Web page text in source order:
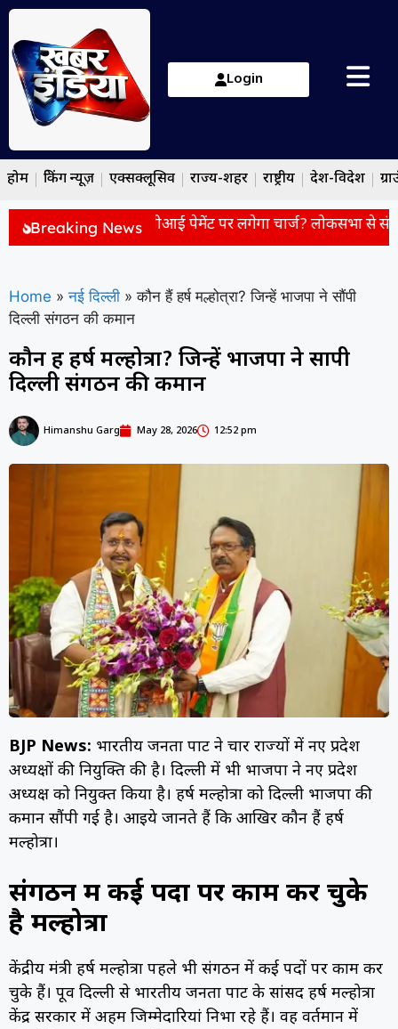
Login
होम ब्रेकिंग न्यूज़ एक्सक्लूसिव राज्य-शहर राष्ट्रीय देश-विदेश
Breaking News
Charge: यूपीआई पेमेंट पर लगेगा चार्ज? लोकसभा से
Home » नई दिल्ली » कौन हैं हर्ष मल्होत्रा? जिन्हें भाजपा ने सौंपी
दिल्ली संगठन की कमान
कौन हैं हर्ष मल्होत्रा? जिन्हें भाजपा ने सौंपी
दिल्ली संगठन की कमान
Himanshu Garg May 28, 2026 12:52 pm
BJP News: भारतीय जनता पार्टी ने चार राज्यों में नए प्रदेश
अध्यक्षों की नियुक्ति की है। दिल्ली में भी भाजपा ने नए प्रदेश
अध्यक्ष को नियुक्त किया है। हर्ष मल्होत्रा को दिल्ली भाजपा की
कमान सौंपी गई है। आइये जानते हैं कि आखिर कौन हैं हर्ष
मल्होत्रा।
संगठन में कई पदों पर काम कर चुके
है मल्होत्रा
केंद्रीय मंत्री हर्ष मल्होत्रा पहले भी संगठन में कई पदों पर काम कर
चुके हैं। पूर्वी दिल्ली से भारतीय जनता पार्टी के सांसद हर्ष मल्होत्रा
केंद्र सरकार में अहम जिम्मेदारियां निभा रहे हैं। वह वर्तमान में